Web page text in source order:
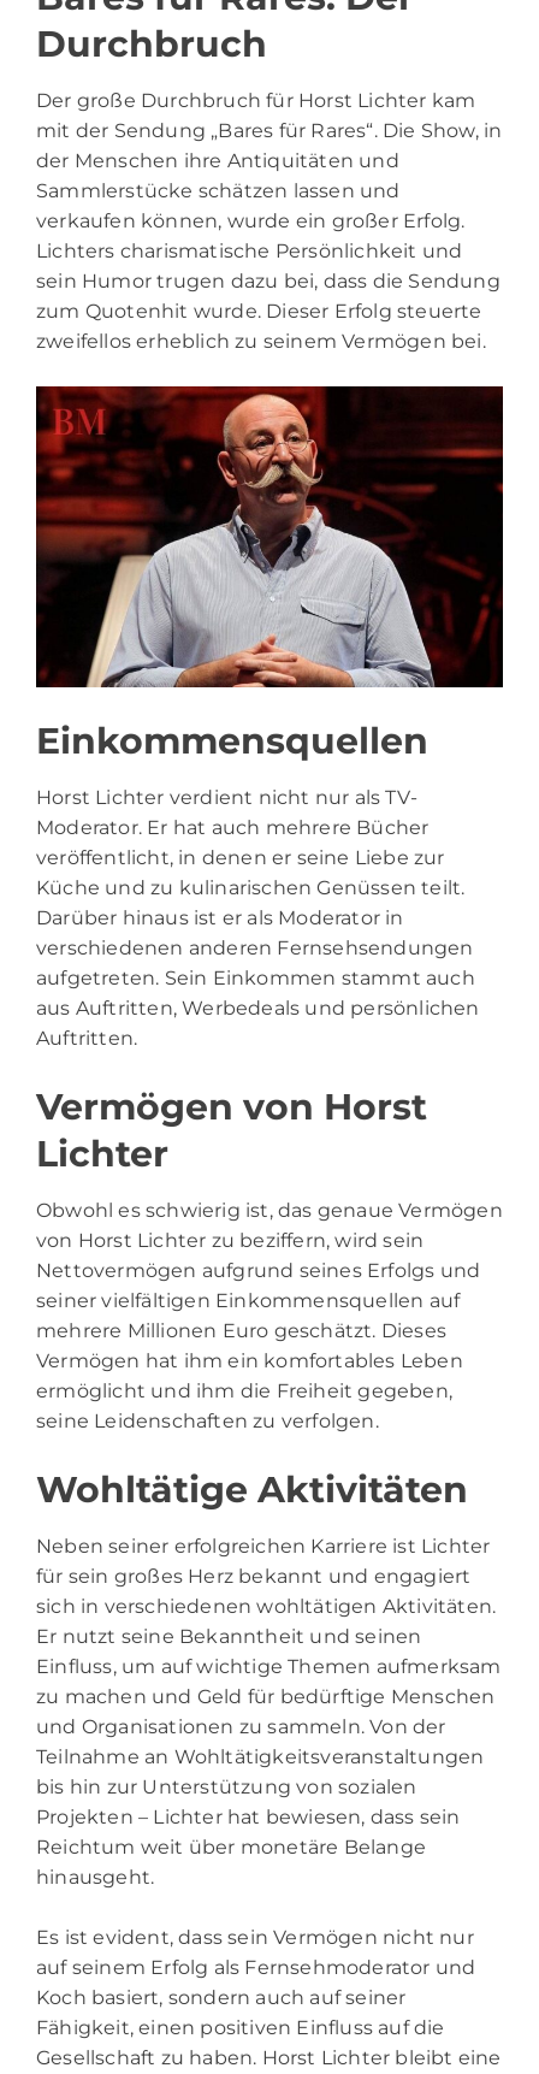
Durchbruch
Der große Durchbruch für Horst Lichter kam
mit der Sendung „Bares für Rares“. Die Show, in
der Menschen ihre Antiquitäten und
Sammlerstücke schätzen lassen und
verkaufen können, wurde ein großer Erfolg.
Lichters charismatische Persönlichkeit und
sein Humor trugen dazu bei, dass die Sendung
zum Quotenhit wurde. Dieser Erfolg steuerte
zweifellos erheblich zu seinem Vermögen bei.
Einkommensquellen
Horst Lichter verdient nicht nur als TV-
Moderator. Er hat auch mehrere Bücher
veröffentlicht, in denen er seine Liebe zur
Küche und zu kulinarischen Genüssen teilt.
Darüber hinaus ist er als Moderator in
verschiedenen anderen Fernsehsendungen
aufgetreten. Sein Einkommen stammt auch
aus Auftritten, Werbedeals und persönlichen
Auftritten.
Vermögen von Horst
Lichter
Obwohl es schwierig ist, das genaue Vermögen
von Horst Lichter zu beziffern, wird sein
Nettovermögen aufgrund seines Erfolgs und
seiner vielfältigen Einkommensquellen auf
mehrere Millionen Euro geschätzt. Dieses
Vermögen hat ihm ein komfortables Leben
ermöglicht und ihm die Freiheit gegeben,
seine Leidenschaften zu verfolgen.
Wohltätige Aktivitäten
Neben seiner erfolgreichen Karriere ist Lichter
für sein großes Herz bekannt und engagiert
sich in verschiedenen wohltätigen Aktivitäten.
Er nutzt seine Bekanntheit und seinen
Einfluss, um auf wichtige Themen aufmerksam
zu machen und Geld für bedürftige Menschen
und Organisationen zu sammeln. Von der
Teilnahme an Wohltätigkeitsveranstaltungen
bis hin zur Unterstützung von sozialen
Projekten – Lichter hat bewiesen, dass sein
Reichtum weit über monetäre Belange
hinausgeht.
Es ist evident, dass sein Vermögen nicht nur
auf seinem Erfolg als Fernsehmoderator und
Koch basiert, sondern auch auf seiner
Fähigkeit, einen positiven Einfluss auf die
Gesellschaft zu haben. Horst Lichter bleibt eine